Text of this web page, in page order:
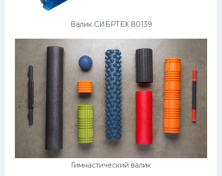
Валик СИБРТЕХ 80139
Гимнастический валик